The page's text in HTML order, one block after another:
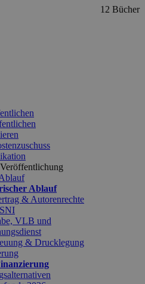
Ablauf
& Autorenrechte
VLB und
& Drucklegung
12 Bücher